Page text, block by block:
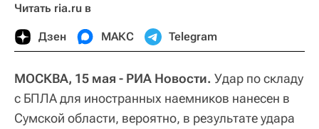
Читать ria.ru в
Дзен МАКС Telegram
МОСКВА, 15 мая - РИА Новости. Удар по складу
с БПЛА для иностранных наемников нанесен в
Сумской области, вероятно, в результате удара